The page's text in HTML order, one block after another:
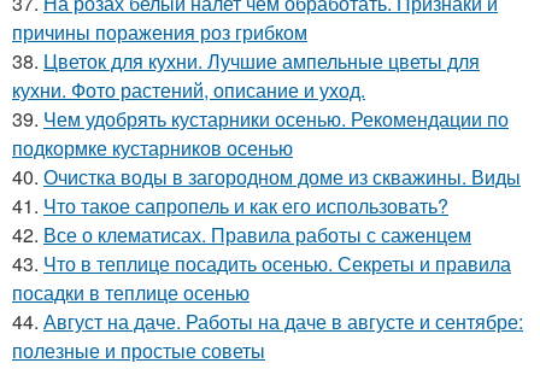
причины поражения роз грибком
38. Цветок для кухни. Лучшие ампельные цветы для
кухни. Фото растений, описание и уход.
39. Чем удобрять кустарники осенью. Рекомендации по
подкормке кустарников осенью
40. Очистка воды в загородном доме из скважины. Виды
41. Что такое сапропель и как его использовать?
42. Все о клематисах. Правила работы с саженцем
43. Что в теплице посадить осенью. Секреты и правила
посадки в теплице осенью
44. Август на даче. Работы на даче в августе и сентябре:
полезные и простые советы